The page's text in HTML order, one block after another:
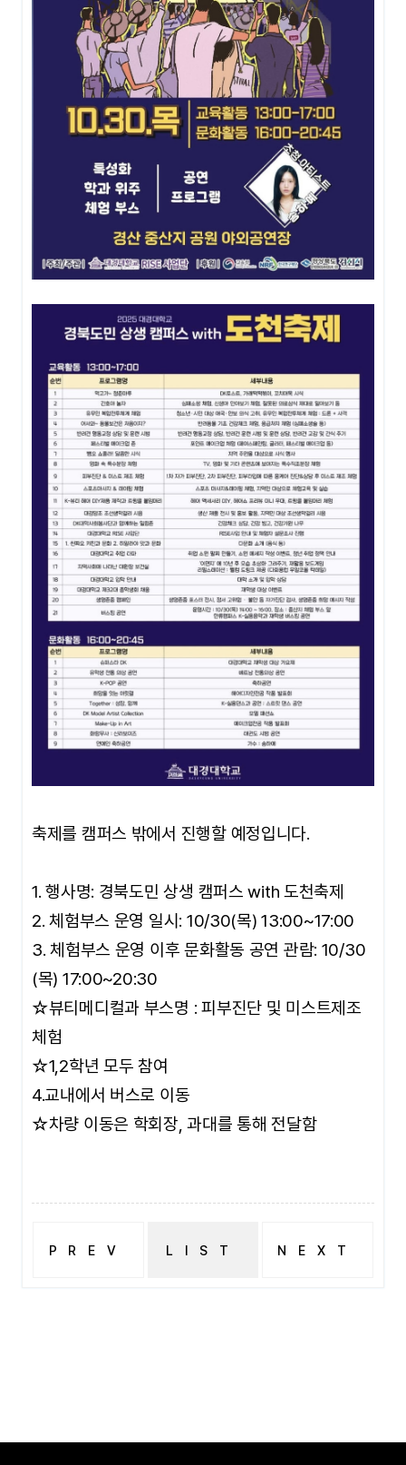
축제를 캠퍼스 밖에서 진행할 예정입니다.
1. 행사명: 경북도민 상생 캠퍼스 with 도천축제
2. 체험부스 운영 일시: 10/30(목) 13:00~17:00
3. 체험부스 운영 이후 문화활동 공연 관람: 10/30
(목) 17:00~20:30
☆뷰티메디컬과 부스명 : 피부진단 및 미스트제조
체험
☆1,2학년 모두 참여
4.교내에서 버스로 이동
☆차량 이동은 학회장, 과대를 통해 전달함
PREV LIST NEXT